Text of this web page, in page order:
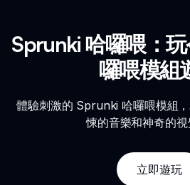
Sprunki 哈囉喂：
囉喂模組
體驗刺激的 Sprunki 哈囉喂模組
悚的音樂和神奇的視
立即遊玩